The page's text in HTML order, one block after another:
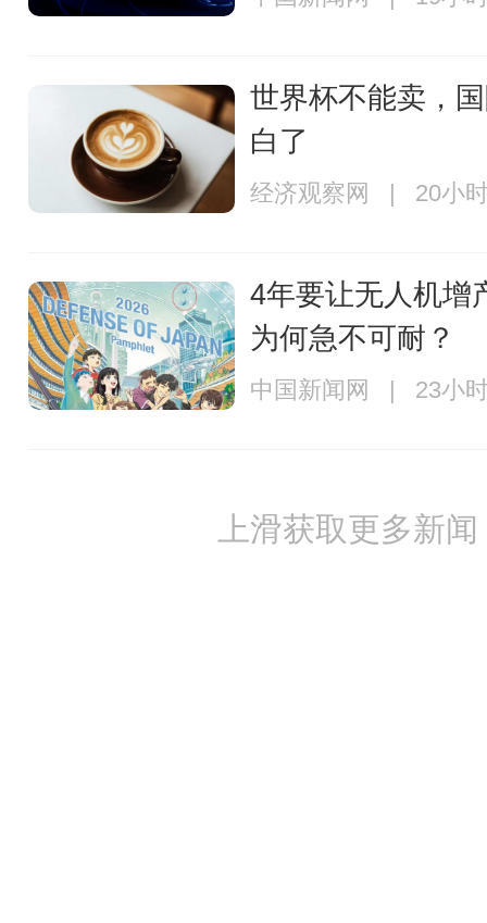
世界杯不能卖，
白了
经济观察网 | 20小
4年要让无人机增
为何急不可耐？
中国新闻网 | 23小
上滑获取更多新闻